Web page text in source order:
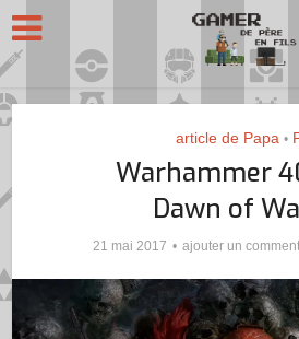
article de Papa •
Warhammer
Dawn of
21 mai 2017 ajouter un